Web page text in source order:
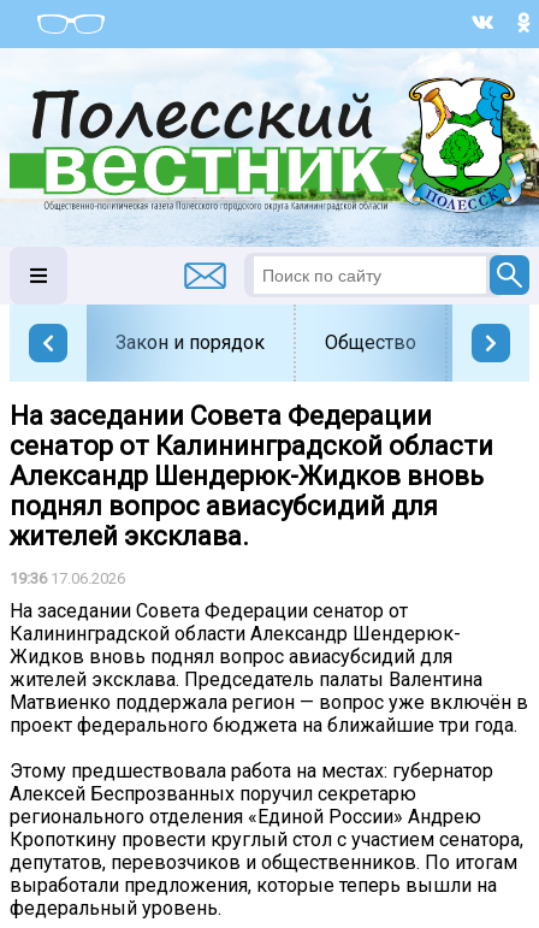
Закон и порядок Общество
На заседании Совета Федерации
сенатор от Калининградской области
Александр Шендерюк-Жидков вновь
поднял вопрос авиасубсидий для
жителей эксклава.
19:3617.06.2026
На заседании Совета Федерации сенатор от
Калининградской области Александр Шендерюк-
Жидков вновь поднял вопрос авиасубсидий для
жителей эксклава. Председатель палаты Валентина
Матвиенко поддержала регион — вопрос уже включён в
проект федерального бюджета на ближайшие три года.
Этому предшествовала работа на местах: губернатор
Алексей Беспрозванных поручил секретарю
регионального отделения «Единой России» Андрею
Кропоткину провести круглый стол с участием сенатора,
депутатов, перевозчиков и общественников. По итогам
выработали предложения, которые теперь вышли на
федеральный уровень.